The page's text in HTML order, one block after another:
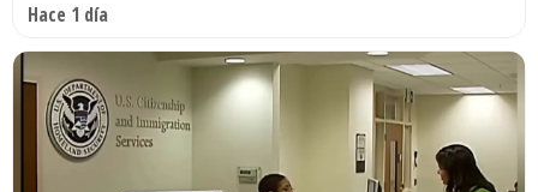
Hace 1 día